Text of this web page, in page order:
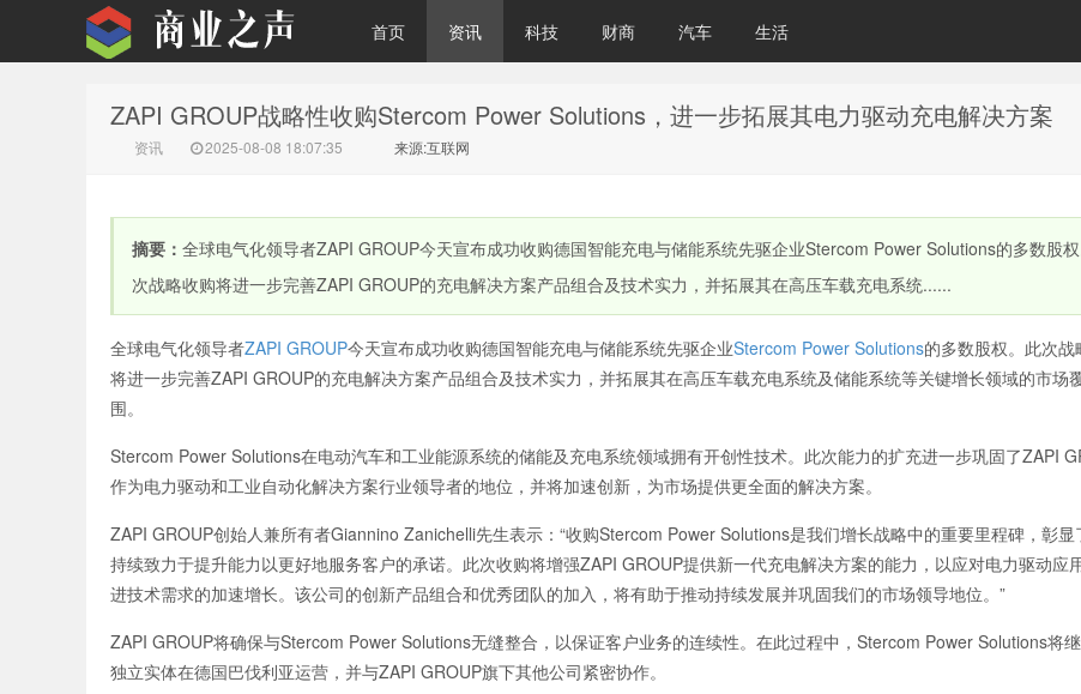
商业之声
首页 资讯 科技 财商 汽车 生活
ZAPI GROUP战略性收购Stercom Power Solutions，进一步拓展其电力驱动充电解决方案
资讯 2025-08-08 18:07:35 来源:互联网
摘要： 全球电气化领导者ZAPI GROUP今天宣布成功收购德国智能充电与储能系统先驱企业Stercom Power Solutions的多数股
次战略收购将进一步完善ZAPI GROUP的充电解决方案产品组合及技术实力，并拓展其在高压车载充电系统......
全球电气化领导者ZAPI GROUP今天宣布成功收购德国智能充电与储能系统先驱企业Stercom Power Solutions的多数股权。此次战
将进一步完善ZAPI GROUP的充电解决方案产品组合及技术实力，并拓展其在高压车载充电系统及储能系统等关键增长领域的市场
围。
Stercom Power Solutions在电动汽车和工业能源系统的储能及充电系统领域拥有开创性技术。此次能力的扩充进一步巩固了ZAPI
作为电力驱动和工业自动化解决方案行业领导者的地位，并将加速创新，为市场提供更全面的解决方案。
ZAPI GROUP创始人兼所有者Giannino Zanichelli先生表示：“收购Stercom Power Solutions是我们增长战略中的重要里程碑，彰显
持续致力于提升能力以更好地服务客户的承诺。此次收购将增强ZAPI GROUP提供新一代充电解决方案的能力，以应对电力驱动应
进技术需求的加速增长。该公司的创新产品组合和优秀团队的加入，将有助于推动持续发展并巩固我们的市场领导地位。”
ZAPI GROUP将确保与Stercom Power Solutions无缝整合，以保证客户业务的连续性。在此过程中，Stercom Power Solutions将
独立实体在德国巴伐利亚运营，并与ZAPI GROUP旗下其他公司紧密协作。